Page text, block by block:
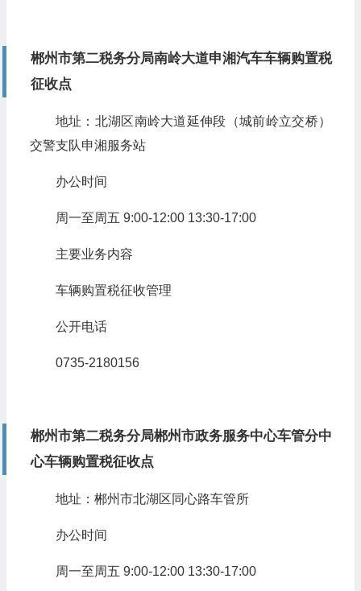
郴州市第二税务分局南岭大道申湘汽车车辆购置税
征收点
地址：北湖区南岭大道延伸段（城前岭立交桥）
交警支队申湘服务站
办公时间
周一至周五 9:00-12:00 13:30-17:00
主要业务内容
车辆购置税征收管理
公开电话
0735-2180156
郴州市第二税务分局郴州市政务服务中心车管分中
心车辆购置税征收点
地址：郴州市北湖区同心路车管所
办公时间
周一至周五 9:00-12:00 13:30-17:00